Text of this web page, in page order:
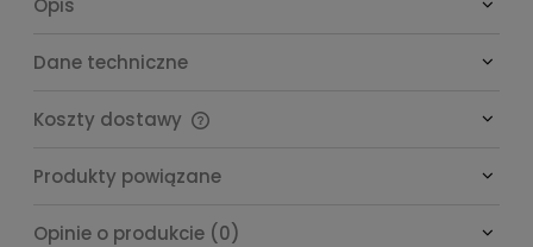
Dane techniczne
Koszty dostawy
Produkty powiązane
Opinie o produkcie (0)